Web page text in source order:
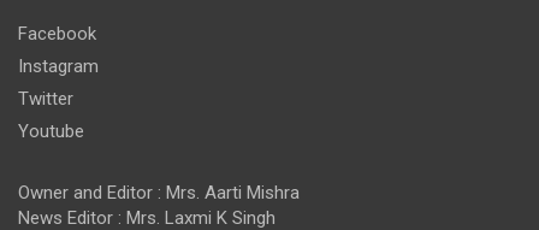
Facebook
Instagram
Twitter
Youtube
Owner and Editor : Mrs. Aarti Mishra
News Editor : Mrs. Laxmi K Singh